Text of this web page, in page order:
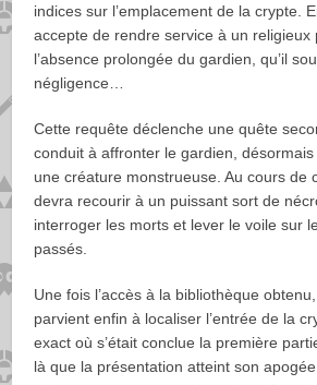
indices sur l’emplacement de la crypte.
accepte de rendre service à un religieux
l’absence prolongée du gardien, qu’il
négligence…
Cette requête déclenche une quête
conduit à affronter le gardien,
une créature monstrueuse. Au cours de
devra recourir à un puissant sort de
interroger les morts et lever le voile sur
passés.
Une fois l’accès à la bibliothèque
parvient enfin à localiser l’entrée de la
exact où s’était conclue la première
là que la présentation atteint son